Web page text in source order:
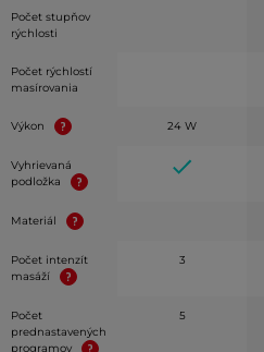
Počet stupňov
rýchlosti
Počet rýchlostí
masírovania
Výkon 24 W
Vyhrievaná
podložka
Materiál
Počet intenzít
masáží
3
Počet
prednastavených
programov
5